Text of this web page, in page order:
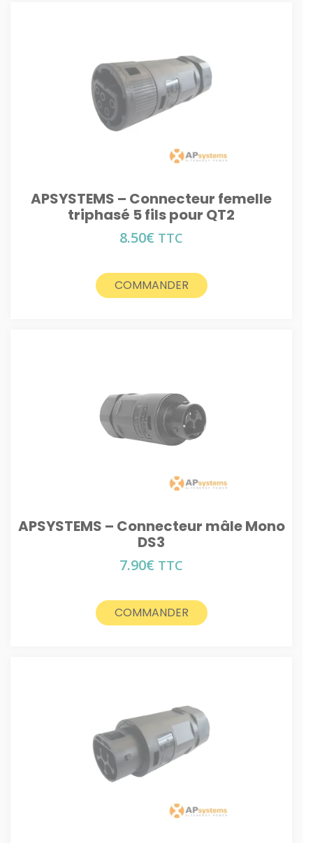
APSYSTEMS – Connecteur femelle
triphasé 5 fils pour QT2
8.50€ TTC
COMMANDER
APSYSTEMS – Connecteur mâle Mono
DS3
7.90€ TTC
COMMANDER